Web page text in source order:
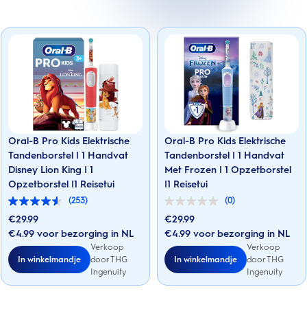
Oral-B Pro Kids Elektrische
Tandenborstel | 1 Handvat
Disney Lion King | 1
Opzetborstel |1 Reisetui
(253)
4.5
van
5
sterren.
253
beoordelingen
€29.99
€4.99 voor bezorging in NL
In winkelmandje
Verkoop
door THG
Ingenuity
Oral-B Pro Kids Elektrische
Tandenborstel | 1 Handvat
Met Frozen | 1 Opzetborstel
|1 Reisetui
(0)
0.0
van
5
sterren.
€29.99
€4.99 voor bezorging in NL
In winkelmandje
Verkoop
door THG
Ingenuity